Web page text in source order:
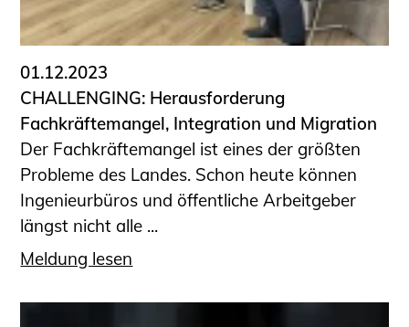
Informationen für Fortbildungsträger
Anträge, Anzeigen, Formulare
Fortbildung/Seminare
Informationen für Ingenieurinnen
und Ingenieure
Recht
Planungswettbewerbe
Publikationen
Stellenbörse
Staatlich anerkannte Sachverständige
01.12.2023
CHALLENGING: Herausforderung
Fachkräftemangel, Integration und Migration
Der Fachkräftemangel ist eines der größten
Probleme des Landes. Schon heute können
Ingenieurbüros und öffentliche Arbeitgeber
längst nicht alle ...
Meldung lesen